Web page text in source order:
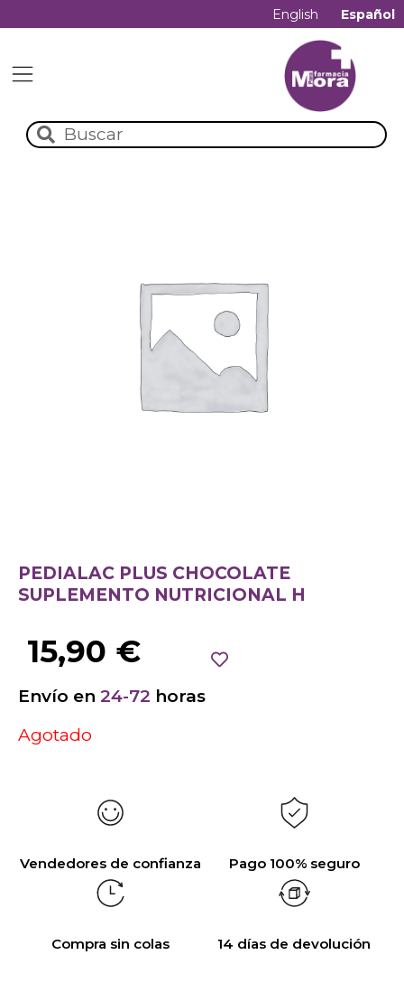
English Español
PEDIALAC PLUS CHOCOLATE
SUPLEMENTO NUTRICIONAL H
15,90 €
Envío en 24-72 horas
Agotado
Vendedores de confianza Pago 100% seguro
Compra sin colas 14 días de devolución